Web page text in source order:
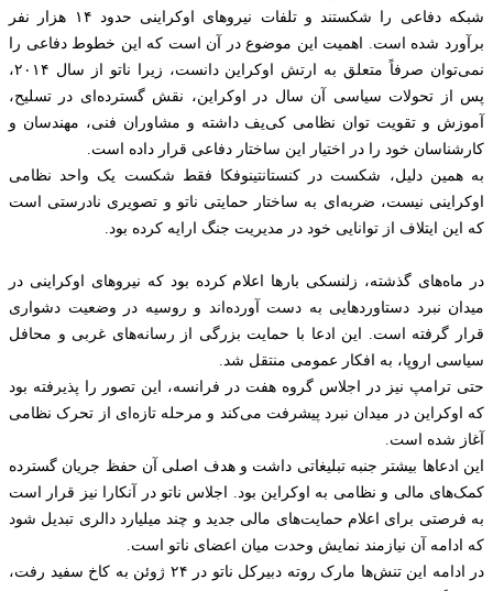
شبکه دفاعی را شکستند و تلفات نیروهای اوکراینی حدود ۱۴ هزار نفر
برآورد شده است. اهمیت این موضوع در آن است که این خطوط دفاعی را
نمی‌توان صرفاً متعلق به ارتش اوکراین دانست، زیرا ناتو از سال ۲۰۱۴،
پس از تحولات سیاسی آن سال در اوکراین، نقش گسترده‌ای در تسلیح،
آموزش و تقویت توان نظامی کی‌یف داشته و مشاوران فنی، مهندسان و
کارشناسان خود را در اختیار این ساختار دفاعی قرار داده است.
به همین دلیل، شکست در کنستانتینوفکا فقط شکست یک واحد نظامی
اوکراینی نیست، ضربه‌ای به ساختار حمایتی ناتو و تصویری نادرستی است
که این ایتلاف از توانایی خود در مدیریت جنگ ارایه کرده بود.
در ماه‌های گذشته، زلنسکی بارها اعلام کرده بود که نیروهای اوکراینی در
میدان نبرد دستاوردهایی به دست آورده‌اند و روسیه در وضعیت دشواری
قرار گرفته است. این ادعا با حمایت بزرگی از رسانه‌های غربی و محافل
سیاسی اروپا، به افکار عمومی منتقل شد.
حتی ترامپ نیز در اجلاس گروه هفت در فرانسه، این تصور را پذیرفته بود
که اوکراین در میدان نبرد پیشرفت می‌کند و مرحله تازه‌ای از تحرک نظامی
آغاز شده است.
این ادعاها بیشتر جنبه تبلیغاتی داشت و هدف اصلی آن حفظ جریان گسترده
کمک‌های مالی و نظامی به اوکراین بود. اجلاس ناتو در آنکارا نیز قرار است
به فرصتی برای اعلام حمایت‌های مالی جدید و چند میلیارد دالری تبدیل شود
که ادامه آن نیازمند نمایش وحدت میان اعضای ناتو است.
در ادامه این تنش‌ها مارک روته دبیرکل ناتو در ۲۴ ژوئن به کاخ سفید رفت،